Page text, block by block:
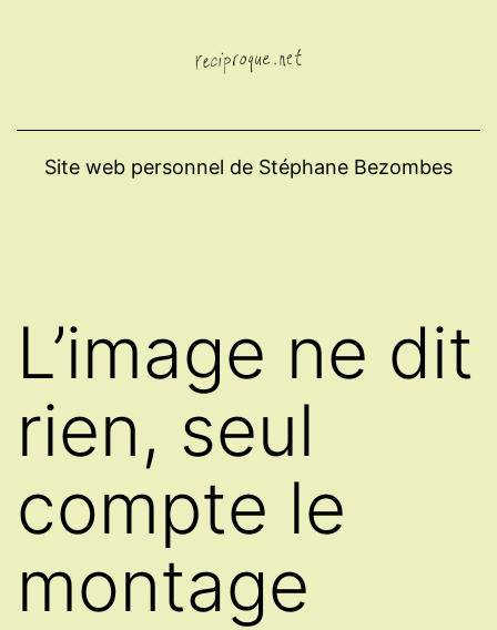
Site web personnel de Stéphane Bezombes
L’image ne dit
rien, seul
compte le
montage